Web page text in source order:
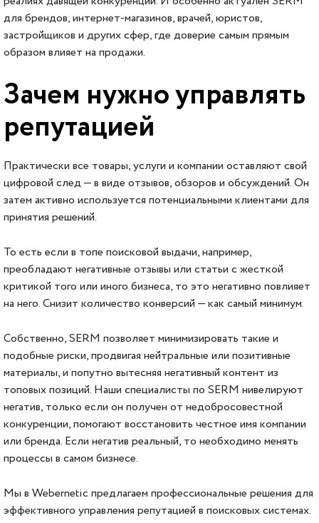
для брендов, интернет-магазинов, врачей, юристов,
застройщиков и других сфер, где доверие самым прямым
образом влияет на продажи.
Зачем нужно управлять
репутацией
Практически все товары, услуги и компании оставляют свой
цифровой след — в виде отзывов, обзоров и обсуждений. Он
затем активно используется потенциальными клиентами для
принятия решений.
То есть если в топе поисковой выдачи, например,
преобладают негативные отзывы или статьи с жесткой
критикой того или иного бизнеса, то это негативно повлияет
на него. Снизит количество конверсий — как самый минимум.
Собственно, SERM позволяет минимизировать такие и
подобные риски, продвигая нейтральные или позитивные
материалы, и попутно вытесняя негативный контент из
топовых позиций. Наши специалисты по SERM нивелируют
негатив, только если он получен от недобросовестной
конкуренции, помогают восстановить честное имя компании
или бренда. Если негатив реальный, то необходимо менять
процессы в самом бизнесе.
Мы в Webernetic предлагаем профессиональные решения для
эффективного управления репутацией в поисковых системах.